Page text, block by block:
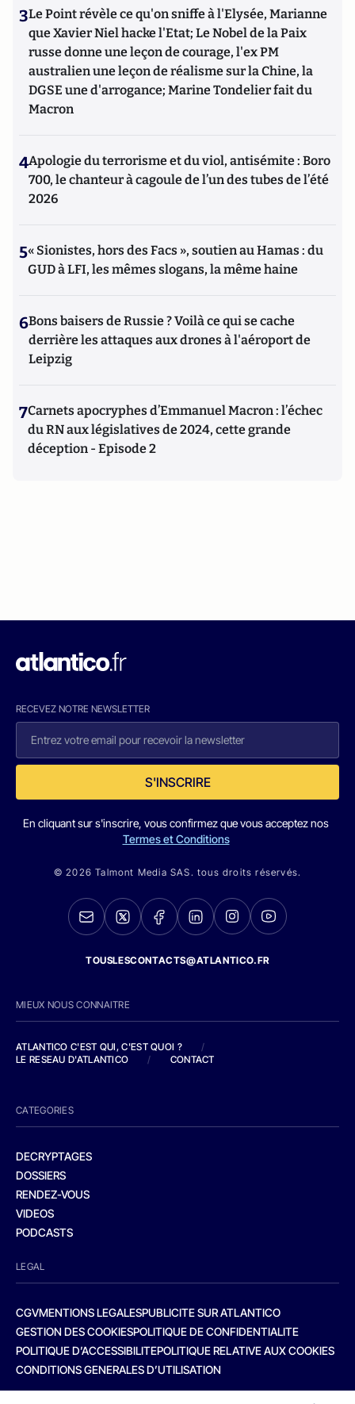
3Le Point révèle ce qu'on sniffe à l'Elysée, Marianne
que Xavier Niel hacke l'Etat; Le Nobel de la Paix
russe donne une leçon de courage, l'ex PM
australien une leçon de réalisme sur la Chine, la
DGSE une d'arrogance; Marine Tondelier fait du
Macron
4Apologie du terrorisme et du viol, antisémite : Boro
700, le chanteur à cagoule de l’un des tubes de l’été
2026
5« Sionistes, hors des Facs », soutien au Hamas : du
GUD à LFI, les mêmes slogans, la même haine
6Bons baisers de Russie ? Voilà ce qui se cache
derrière les attaques aux drones à l'aéroport de
Leipzig
7Carnets apocryphes d’Emmanuel Macron : l’échec
du RN aux législatives de 2024, cette grande
déception - Episode 2
RECEVEZ NOTRE NEWSLETTER
S'INSCRIRE
En cliquant sur s'inscrire, vous confirmez que vous acceptez nos
Termes et Conditions
© 2026 Talmont Media SAS. tous droits réservés.
TOUSLESCONTACTS@ATLANTICO.FR
MIEUX NOUS CONNAITRE
ATLANTICO C'EST QUI, C'EST QUOI ?
/
LE RESEAU D'ATLANTICO
/ CONTACT
CATEGORIES
DECRYPTAGES
DOSSIERS
RENDEZ-VOUS
VIDEOS
PODCASTS
LEGAL
CGVMENTIONS LEGALESPUBLICITE SUR ATLANTICO
GESTION DES COOKIESPOLITIQUE DE CONFIDENTIALITE
POLITIQUE D’ACCESSIBILITEPOLITIQUE RELATIVE AUX COOKIES
CONDITIONS GENERALES D’UTILISATION